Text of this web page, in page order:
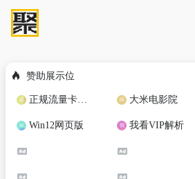
赞助展示位
正规流量卡免费加盟合作 大米电影院
Win12网页版 我看VIP解析